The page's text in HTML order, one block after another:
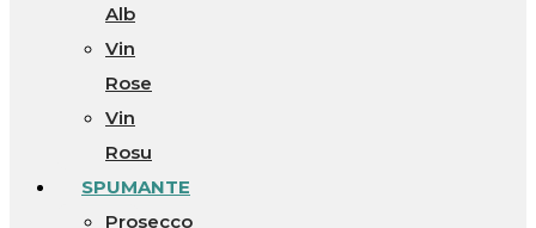
Alb
Vin
Rose
Vin
Rosu
SPUMANTE
Prosecco